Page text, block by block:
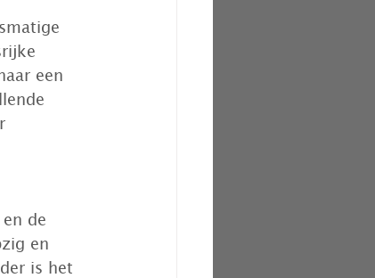
een
de
en
is het